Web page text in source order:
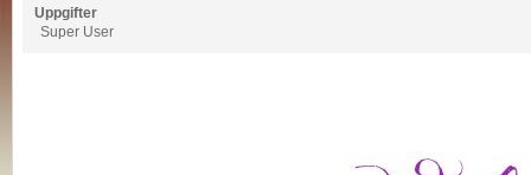
Uppgifter
Super User